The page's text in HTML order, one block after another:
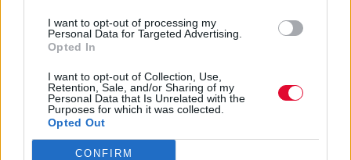
I want to opt-out of processing my
Personal Data for Targeted Advertising.
Opted In
I want to opt-out of Collection, Use,
Retention, Sale, and/or Sharing of my
Personal Data that Is Unrelated with the
Purposes for which it was collected.
Opted Out
CONFIRM